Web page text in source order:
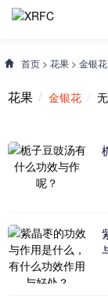
首页 > 花果 > 金银花
花果 金银花